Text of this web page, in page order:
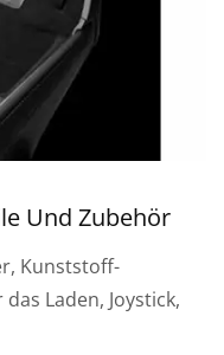
Und Zubehör
Kunststoff-
Laden, Joystick,